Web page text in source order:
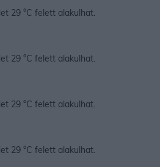
29 °C felett alakulhat.
29 °C felett alakulhat.
29 °C felett alakulhat.
29 °C felett alakulhat.